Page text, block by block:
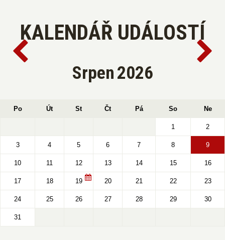
KALENDÁŘ UDÁLOSTÍ
Srpen2026
Po Út St Čt Pá So Ne
1 2
3 4 5 6 7 8 9
10 11 12 13 14 15 16
17 18 19 20 21 22 23
24 25 26 27 28 29 30
31